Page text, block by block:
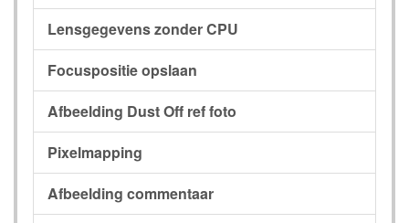
Lensgegevens zonder CPU
Focuspositie opslaan
Afbeelding Dust Off ref foto
Pixelmapping
Afbeelding commentaar